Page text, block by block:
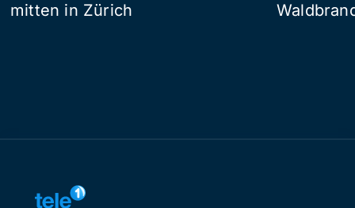
mitten in Zürich